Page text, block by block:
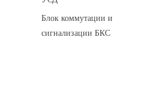
Блок коммутации и
сигнализации БКС